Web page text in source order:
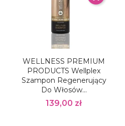
WELLNESS PREMIUM
PRODUCTS Wellplex
Szampon Regenerujący
Do Włosów...
139,00 zł